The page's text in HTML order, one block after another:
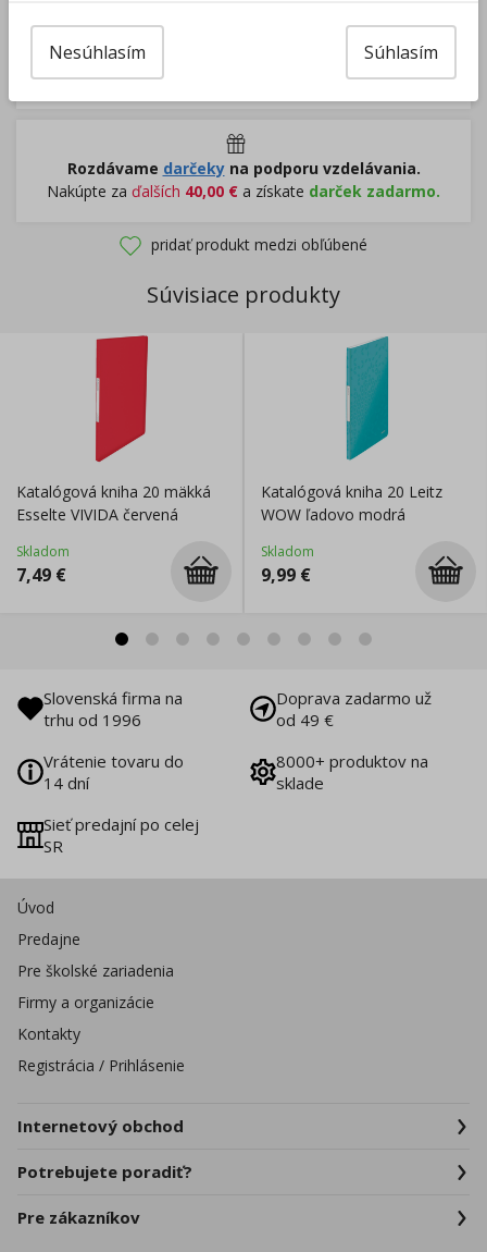
€
dopravu zadarmo.
Rozdávame darčeky na podporu vzdelávania.
Nakúpte za ďalších 40,00 € a získate darček zadarmo.
pridať produkt medzi obľúbené
Súvisiace produkty
Katalógová kniha 20 mäkká
Esselte VIVIDA červená
Skladom
7,49 €
Katalógová kniha 20 Leitz
WOW ľadovo modrá
Skladom
9,99 €
Slovenská firma na
trhu od 1996
Doprava zadarmo už
od 49 €
Vrátenie tovaru do
14 dní
8000+ produktov na
sklade
Sieť predajní po celej
SR
Úvod
Predajne
Pre školské zariadenia
Firmy a organizácie
Kontakty
Registrácia / Prihlásenie
Internetový obchod
Potrebujete poradiť?
Pre zákazníkov
Súhlasím
Nesúhlasím